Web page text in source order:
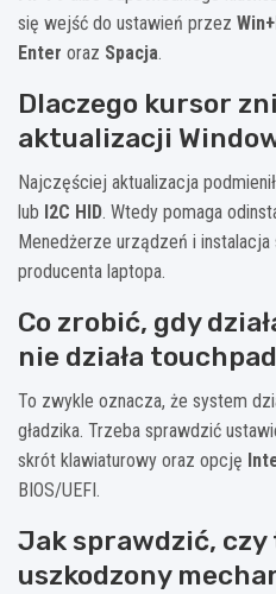
się wejść do ustawień przez
Enter oraz Spacja.
Dlaczego kursor
aktualizacji
Najczęściej aktualizacja
lub I2C HID. Wtedy pomaga
Menedżerze urządzeń i
producenta laptopa.
Co zrobić, gdy
nie działa
To zwykle oznacza, że system
gładzika. Trzeba sprawdzić
skrót klawiaturowy oraz opcję
BIOS/UEFI.
Jak sprawdzić,
uszkodzony